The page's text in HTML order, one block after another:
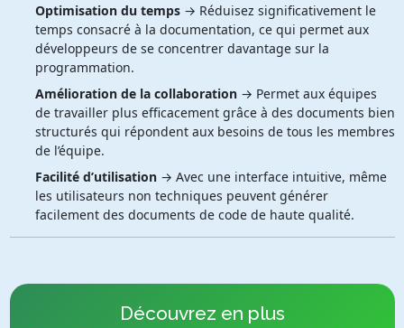
Optimisation du temps→ Réduisez significativement le
temps consacré à la documentation, ce qui permet aux
développeurs de se concentrer davantage sur la
programmation.
Amélioration de la collaboration→ Permet aux équipes
de travailler plus efficacement grâce à des documents bien
structurés qui répondent aux besoins de tous les membres
de l’équipe.
Facilité d’utilisation→ Avec une interface intuitive, même
les utilisateurs non techniques peuvent générer
facilement des documents de code de haute qualité.
Découvrez en plus